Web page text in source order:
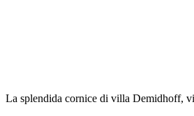
La splendida cornice di villa Demidhoff,